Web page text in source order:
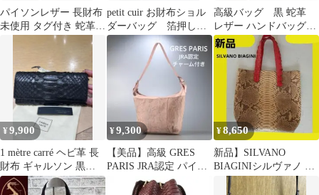
パイソンレザー 長財布
未使用 タグ付き 蛇革
GENUINE 高級感あり
petit cuir お財布ショル
ダーバッグ 箔押しリ
アルパイソン、タッセ
ル付き
高級バッグ 黒 蛇革
レザー ハンドバッグ
お洒落ながま口 レト
ロ
¥9,900
1 mètre carré ヘビ革 長
財布 ギャルソン 黒
DA30774
¥9,300
【美品】高級 GRES
PARIS JRA認定 パイソ
ンレザー ショルダーバ
¥8,650
新品】SILVANO
BIAGINIシルヴァノ ビ
アジーニ パイソン 本革